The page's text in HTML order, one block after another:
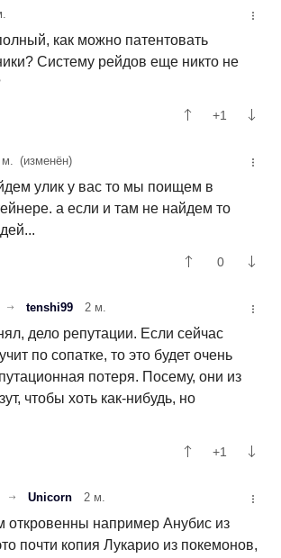
как можно патентовать
Систему рейдов еще никто не
+1
м. (изменён)
улик у вас то мы поищем в
а если и там не найдем то
0
tenshi99 2 м.
дело репутации. Если сейчас
по сопатке, то это будет очень
потеря. Посему, они из
чтобы хоть как-нибудь, но
+1
Unicorn 2 м.
откровенны например Анубис из
почти копия Лукарио из покемонов,